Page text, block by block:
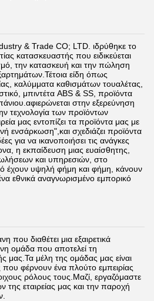
& Trade CO; LTD. ιδρύθηκε το
κατασκευαστής που ειδικεύεται
την κατασκευή και την πώληση
είδη όπως
καλύμματα καθισμάτων τουαλέτας,
μπιντέτα ABS & SS, προϊόντα
στην εξερεύνηση
τεχνολογία των προϊόντων
μας εντοπίζει τα προϊόντα μας με
ενσάρκωση",και σχεδιάζει προϊόντα
για να ικανοποιήσει τις ανάγκες
η εκπαίδευση μιας ευαίσθητης,
και υπηρεσιών, στο
έχουν υψηλή φήμη και φήμη, κάνουν
εθνικά αναγνωρισμένο εμπορικό
που διαθέτει μια εξαιρετικά
ομάδα που αποτελεί τη
μας.Τα μέλη της ομάδας μας είναι
που φέρνουν ένα πλούτο εμπειρίας
ρόλους τους.Μαζί, εργαζόμαστε
της εταιρείας μας και την παροχή